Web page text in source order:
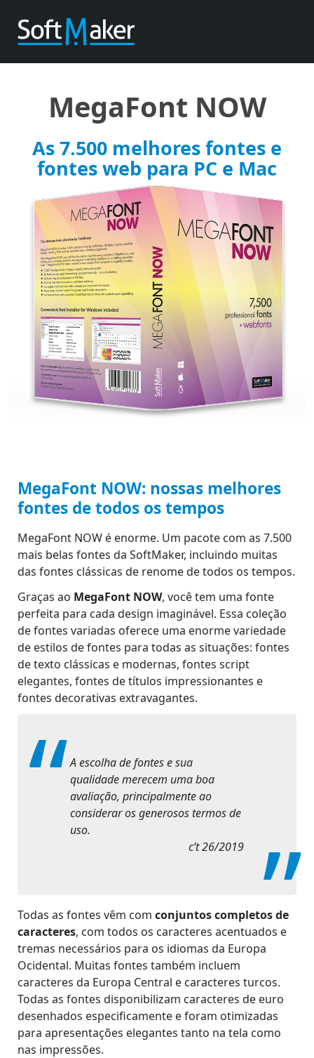
MegaFont NOW
As 7.500 melhores fontes e
fontes web para PC e Mac
MegaFont NOW: nossas melhores
fontes de todos os tempos
MegaFont NOW é enorme. Um pacote com as 7.500
mais belas fontes da SoftMaker, incluindo muitas
das fontes clássicas de renome de todos os tempos.
Graças ao MegaFont NOW, você tem uma fonte
perfeita para cada design imaginável. Essa coleção
de fontes variadas oferece uma enorme variedade
de estilos de fontes para todas as situações: fontes
de texto clássicas e modernas, fontes script
elegantes, fontes de títulos impressionantes e
fontes decorativas extravagantes.
A escolha de fontes e sua
qualidade merecem uma boa
avaliação, principalmente ao
considerar os generosos termos de
uso.
c’t 26/2019
Todas as fontes vêm com conjuntos completos de
caracteres, com todos os caracteres acentuados e
tremas necessários para os idiomas da Europa
Ocidental. Muitas fontes também incluem
caracteres da Europa Central e caracteres turcos.
Todas as fontes disponibilizam caracteres de euro
desenhados especificamente e foram otimizadas
para apresentações elegantes tanto na tela como
nas impressões.